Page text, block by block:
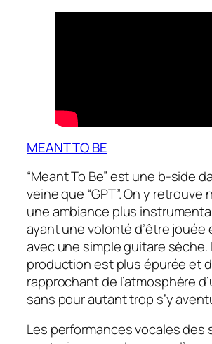
MEANT TO BE
“Meant To Be” est une b-side
veine que “GPT”. On y retrouve
une ambiance plus
ayant une volonté d’être jouée
avec une simple guitare sèche.
production est plus épurée et
rapprochant de l’atmosphère
sans pour autant trop s’y
Les performances vocales des